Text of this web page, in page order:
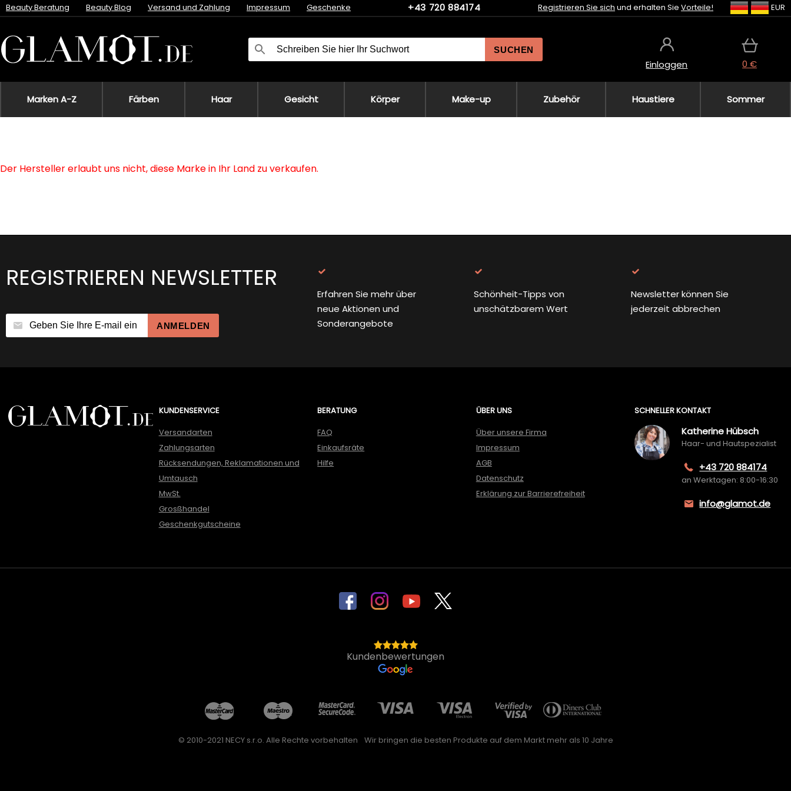
Beauty Beratung Beauty Blog Versand und Zahlung Impressum Geschenke +43 720 884174 Registrieren Sie sich und erhalten Sie Vorteile! EUR
SUCHEN
Einloggen 0 €
Marken A-Z Färben Haar Gesicht Körper Make-up Zubehör Haustiere Sommer
Der Hersteller erlaubt uns nicht, diese Marke in Ihr Land zu verkaufen.
REGISTRIEREN NEWSLETTER
ANMELDEN
Erfahren Sie mehr über
neue Aktionen und
Sonderangebote
Schönheit-Tipps von
unschätzbarem Wert
Newsletter können Sie
jederzeit abbrechen
KUNDENSERVICE
Versandarten
Zahlungsarten
Rücksendungen, Reklamationen und
Umtausch
MwSt.
Grosßhandel
Geschenkgutscheine
BERATUNG
FAQ
Einkaufsräte
Hilfe
ÜBER UNS
Über unsere Firma
Impressum
AGB
Datenschutz
Erklärung zur Barrierefreiheit
SCHNELLER KONTAKT
Katherine Hübsch
Haar- und Hautspezialist
+43 720 884174
an Werktagen: 8:00-16:30
info@glamot.de
Kundenbewertungen
© 2010-2021 NECY s.r.o. Alle Rechte vorbehalten Wir bringen die besten Produkte auf dem Markt mehr als 10 Jahre